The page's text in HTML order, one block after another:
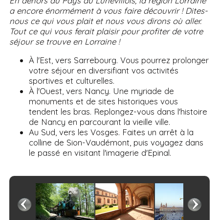
a encore énormément à vous faire découvrir ! Dites-
nous ce qui vous plait et nous vous dirons où aller.
Tout ce qui vous ferait plaisir pour profiter de votre
séjour se trouve en Lorraine !
À l'Est, vers Sarrebourg. Vous pourrez prolonger
votre séjour en diversifiant vos activités
sportives et culturelles.
À l'Ouest, vers Nancy. Une myriade de
monuments et de sites historiques vous
tendent les bras. Replongez-vous dans l'histoire
de Nancy en parcourant la vieille ville.
Au Sud, vers les Vosges. Faites un arrêt à la
colline de Sion-Vaudémont, puis voyagez dans
le passé en visitant l'imagerie d'Epinal.